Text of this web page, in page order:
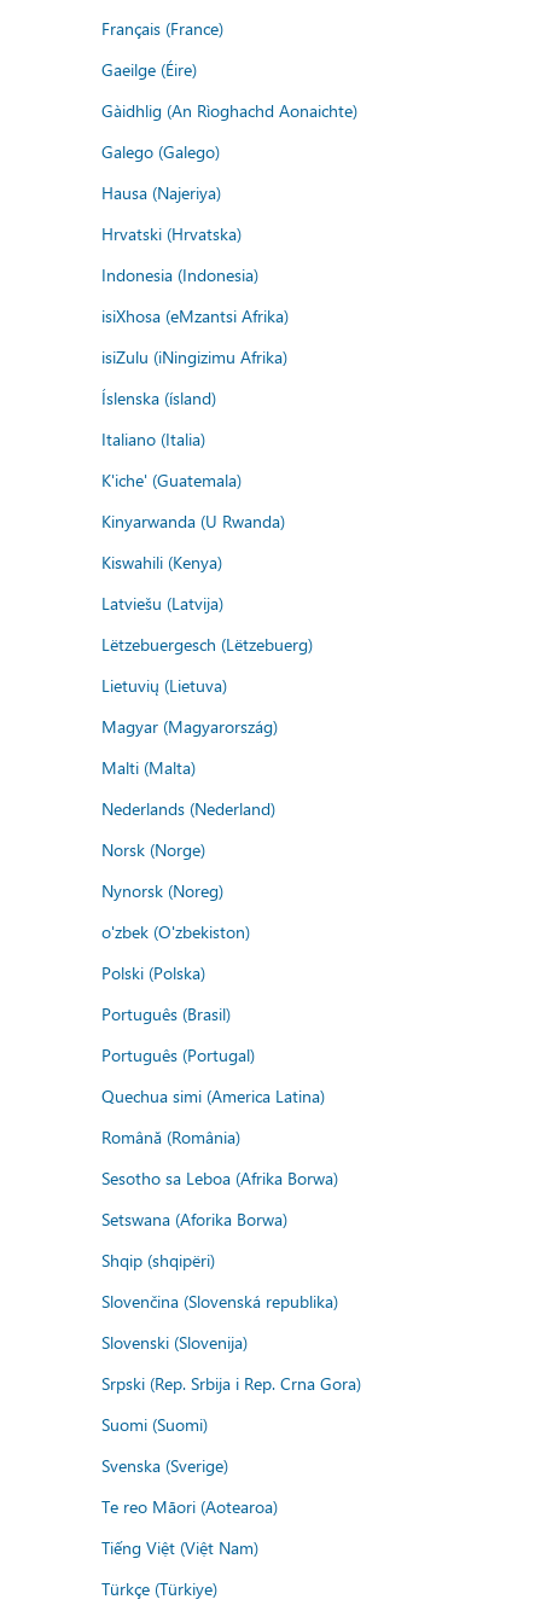
Français (France)
Gaeilge (Éire)
Gàidhlig (An Rìoghachd Aonaichte)
Galego (Galego)
Hausa (Najeriya)
Hrvatski (Hrvatska)
Indonesia (Indonesia)
isiXhosa (eMzantsi Afrika)
isiZulu (iNingizimu Afrika)
Íslenska (ísland)
Italiano (Italia)
K'iche' (Guatemala)
Kinyarwanda (U Rwanda)
Kiswahili (Kenya)
Latviešu (Latvija)
Lëtzebuergesch (Lëtzebuerg)
Lietuvių (Lietuva)
Magyar (Magyarország)
Malti (Malta)
Nederlands (Nederland)
Norsk (Norge)
Nynorsk (Noreg)
o'zbek (O'zbekiston)
Polski (Polska)
Português (Brasil)
Português (Portugal)
Quechua simi (America Latina)
Română (România)
Sesotho sa Leboa (Afrika Borwa)
Setswana (Aforika Borwa)
Shqip (shqipëri)
Slovenčina (Slovenská republika)
Slovenski (Slovenija)
Srpski (Rep. Srbija i Rep. Crna Gora)
Suomi (Suomi)
Svenska (Sverige)
Te reo Māori (Aotearoa)
Tiếng Việt (Việt Nam)
Türkçe (Türkiye)